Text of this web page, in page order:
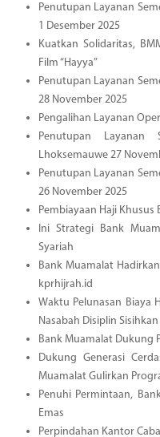
Penutupan Layanan
1 Desember 2025
Kuatkan Solidaritas,
Film “Hayya”
Penutupan Layanan
28 November 2025
Pengalihan Layanan
Penutupan
Lhoksemauwe 27
Penutupan Layanan
26 November 2025
Pembiayaan Haji
Ini Strategi Bank
Syariah
Bank Muamalat
kprhijrah.id
Waktu Pelunasan Biaya
Nasabah Disiplin Sisihkan
Bank Muamalat Dukung
Dukung Generasi
Muamalat Gulirkan
Penuhi Permintaan,
Emas
Perpindahan Kantor